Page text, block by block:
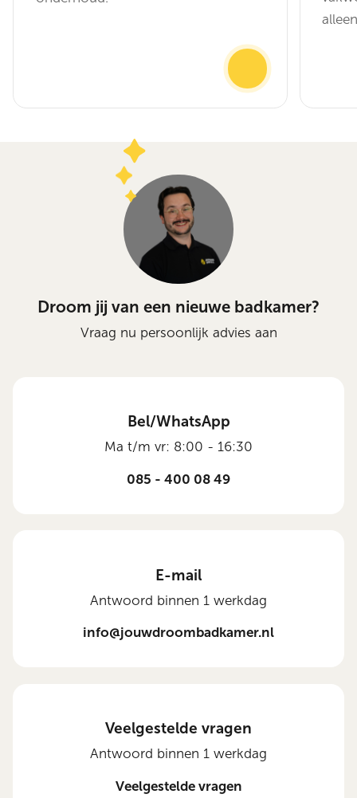
Droom jij van een nieuwe badkamer?
Vraag nu persoonlijk advies aan
Bel/WhatsApp
Ma t/m vr: 8:00 - 16:30
085 - 400 08 49
E-mail
Antwoord binnen 1 werkdag
info@jouwdroombadkamer.nl
Veelgestelde vragen
Antwoord binnen 1 werkdag
Veelgestelde vragen